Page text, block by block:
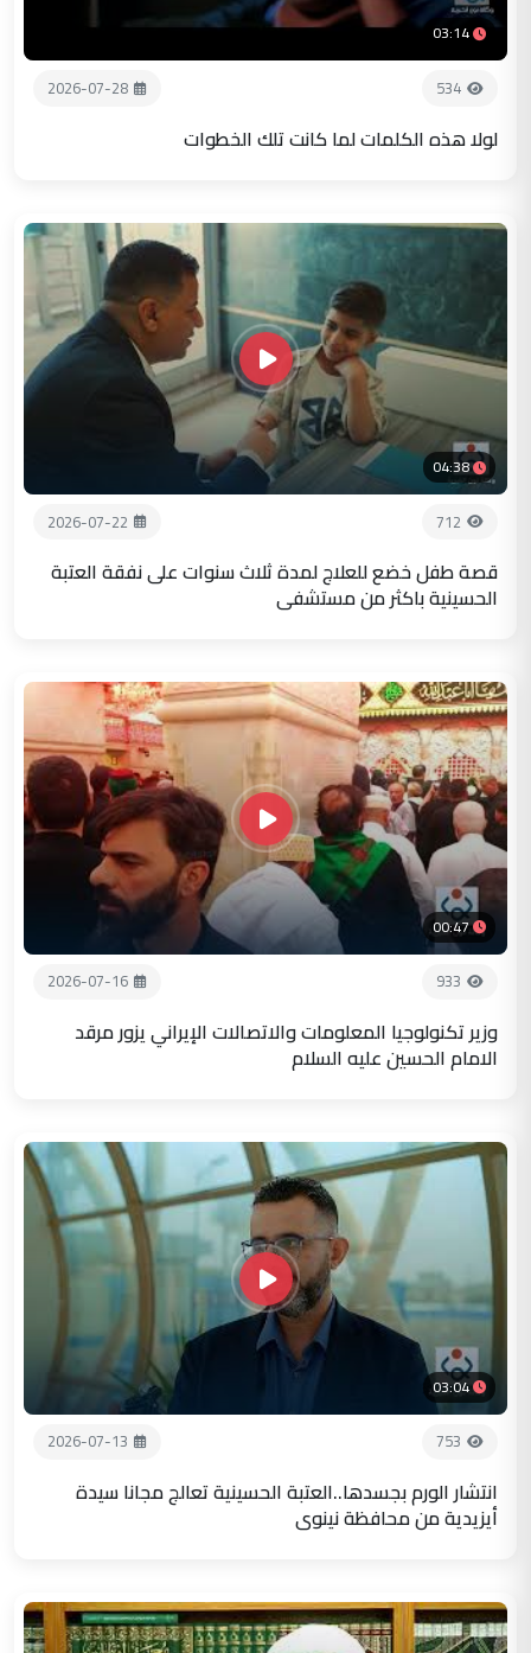
03:14
534
2026-07-28
لولا هذه الكلمات لما كانت تلك الخطوات
04:38
712
2026-07-22
قصة طفل خضع للعلاج لمدة ثلاث سنوات على نفقة العتبة
الحسينية باكثر من مستشفى
00:47
933
2026-07-16
وزير تكنولوجيا المعلومات والاتصالات الإيراني يزور مرقد
الامام الحسين عليه السلام
03:04
753
2026-07-13
انتشار الورم بجسدها..العتبة الحسينية تعالج مجانا سيدة
أيزيدية من محافظة نينوى